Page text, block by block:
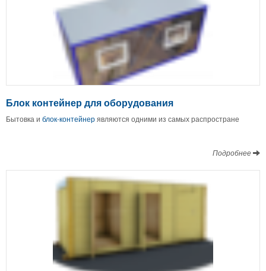
Блок контейнер для оборудования
Бытовка и блок-контейнерявляются одними из самых распростране
Подробнее